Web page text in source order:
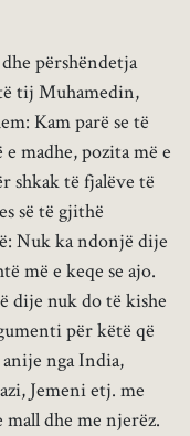
përshëndetja
tij Muhamedin,
Kam parë se të
madhe, pozita më e
shkak të fjalëve të
së të gjithë
Nuk ka ndonjë dije
më e keqe se ajo.
dije nuk do të kishe
për këtë që
anije nga India,
Jemeni etj. me
dhe me njerëz.